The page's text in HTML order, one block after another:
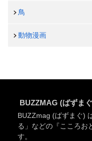
鳥
動物漫画
BUZZMAG (ばずま
BUZZmag (ばずまぐ)
る」などの『こころお
す。